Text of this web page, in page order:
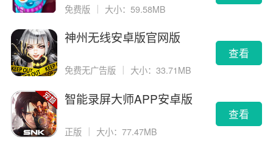
免费版 大小：59.58MB
神州无线安卓版官网版
免费无广告版 大小：33.71MB
查看
智能录屏大师APP安卓版
正版 ｜ 大小：77.47MB
查看